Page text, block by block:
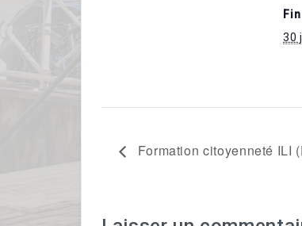
30
Formation citoyenneté ILI